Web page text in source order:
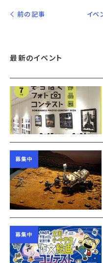
前の記事 イベ
最新のイベント
募集中
募集中